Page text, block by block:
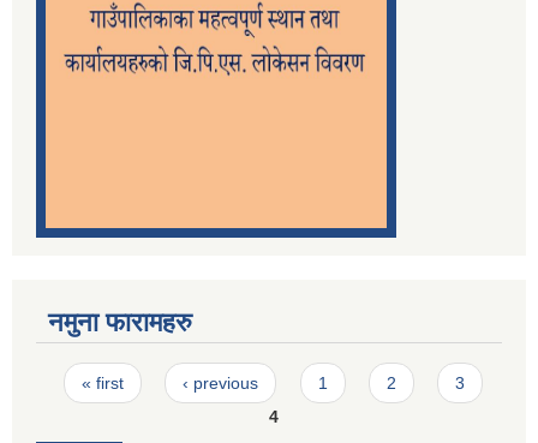
नमुना फारामहरु
Pages
« first ‹ previous 1 2
3
4